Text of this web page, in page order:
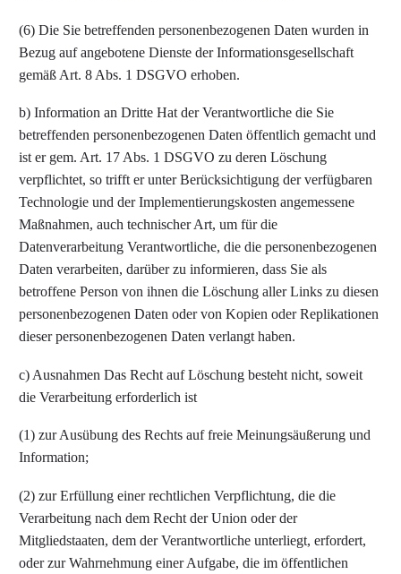
(6) Die Sie betreffenden personenbezogenen Daten wurden in
Bezug auf angebotene Dienste der Informationsgesellschaft
gemäß Art. 8 Abs. 1 DSGVO erhoben.
b) Information an Dritte Hat der Verantwortliche die Sie
betreffenden personenbezogenen Daten öffentlich gemacht und
ist er gem. Art. 17 Abs. 1 DSGVO zu deren Löschung
verpflichtet, so trifft er unter Berücksichtigung der verfügbaren
Technologie und der Implementierungskosten angemessene
Maßnahmen, auch technischer Art, um für die
Datenverarbeitung Verantwortliche, die die personenbezogenen
Daten verarbeiten, darüber zu informieren, dass Sie als
betroffene Person von ihnen die Löschung aller Links zu diesen
personenbezogenen Daten oder von Kopien oder Replikationen
dieser personenbezogenen Daten verlangt haben.
c) Ausnahmen Das Recht auf Löschung besteht nicht, soweit
die Verarbeitung erforderlich ist
(1) zur Ausübung des Rechts auf freie Meinungsäußerung und
Information;
(2) zur Erfüllung einer rechtlichen Verpflichtung, die die
Verarbeitung nach dem Recht der Union oder der
Mitgliedstaaten, dem der Verantwortliche unterliegt, erfordert,
oder zur Wahrnehmung einer Aufgabe, die im öffentlichen